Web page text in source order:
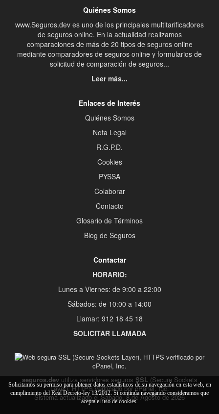
Quiénes Somos
www.Seguros.dev es uno de los principales multitarificadores
de seguros online. En la actualidad realizamos
comparaciones de más de 20 tipos de seguros online
mediante comparadores de seguros online y formularios de
solicitud de comparación de seguros...
Leer más...
Enlaces de Interés
Quiénes Somos
Nota Legal
R.G.P.D.
Cookies
PYSSA
Colaborar
Contacto
Glosario de Términos
Blog de Seguros
Contactar
HORARIO:
Lunes a Viernes: de 9:00 a 22:00
Sábados: de 10:00 a 14:00
Llamar: 912 18 45 18
SOLICITAR LLAMADA
seguros.dev utiliza servidores seguros SSL(Secure Sockets
Layer), HTTPS verificado por cPanel, Inc.
Sistema actualizado el Sabado, 8 de Agosto de 2026
Solicitamos su permiso para obtener datos estadísticos de su navegación en esta web, en
cumplimiento del Real Decreto-ley 13/2012. Si continúa navegando consideramos que
acepta el uso de cookies.